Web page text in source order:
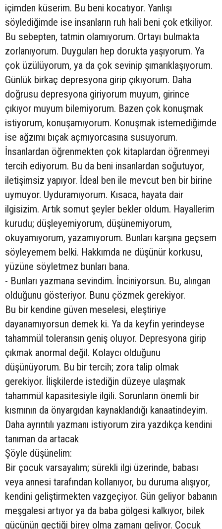
içimden küserim. Bu beni kocatıyor. Yanlışı
söylediğimde ise insanların ruh hali beni çok etkiliyor.
Bu sebepten, tatmin olamıyorum. Ortayı bulmakta
zorlanıyorum. Duyguları hep dorukta yaşıyorum. Ya
çok üzülüyorum, ya da çok sevinip şımarıklaşıyorum.
Günlük birkaç depresyona girip çıkıyorum. Daha
doğrusu depresyona giriyorum muyum, girince
çıkıyor muyum bilemiyorum. Bazen çok konuşmak
istiyorum, konuşamıyorum. Konuşmak istemediğimde
ise ağzımı bıçak açmıyorcasına susuyorum.
İnsanlardan öğrenmekten çok kitaplardan öğrenmeyi
tercih ediyorum. Bu da beni insanlardan soğutuyor,
iletişimsiz yapıyor. İdeal ben ile mevcut ben bir birine
uymuyor. Uyduramıyorum. Kısaca, hayata dair
ilgisizim. Artık somut şeyler bekler oldum. Hayallerim
kurudu; düşleyemiyorum, düşünemiyorum,
okuyamıyorum, yazamıyorum. Bunları karşına geçsem
söyleyemem belki. Hakkımda ne düşünür korkusu,
yüzüne söyletmez bunları bana.
- Bunları yazmana sevindim. İnciniyorsun. Bu, alıngan
olduğunu gösteriyor. Bunu çözmek gerekiyor.
Bu bir kendine güven meselesi, eleştiriye
dayanamıyorsun demek ki. Ya da keyfin yerindeyse
tahammül toleransın geniş oluyor. Depresyona girip
çıkmak anormal değil. Kolaycı olduğunu
düşünüyorum. Bu bir tercih; zora talip olmak
gerekiyor. İlişkilerde istediğin düzeye ulaşmak
tahammül kapasitesiyle ilgili. Sorunların önemli bir
kısmının da önyargıdan kaynaklandığı kanaatindeyim.
Daha ayrıntılı yazmanı istiyorum zira yazdıkça kendini
tanıman da artacak
Şöyle düşünelim:
Bir çocuk varsayalım; sürekli ilgi üzerinde, babası
veya annesi tarafından kollanıyor, bu duruma alışıyor,
kendini geliştirmekten vazgeçiyor. Gün geliyor babanın
meşgalesi artıyor ya da baba gölgesi kalkıyor, bilek
gücünün geçtiği birey olma zamanı geliyor. Çocuk